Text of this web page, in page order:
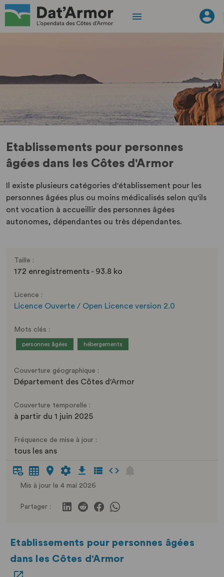
Etablissements pour personnes
âgées dans les Côtes d'Armor
Il existe plusieurs catégories d'établissement pour les
personnes âgées plus ou moins médicalisés selon qu'ils
ont vocation à accueillir des personnes âgées
autonomes, dépendantes ou très dépendantes.
Taille :
172 enregistrements - 93.8 ko
Licence :
Licence Ouverte / Open Licence version 2.0
Mots clés :
personnes âgées hébergements
Couverture géographique :
Département des Côtes d'Armor
Couverture temporelle :
à partir du 1 juin 2025
Fréquence de mise à jour :
tous les ans
Mis à jour le 4 mai 2026
Partager :
Etablissements pour personnes âgées
dans les Côtes d'Armor